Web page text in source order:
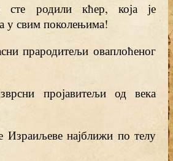
сте родили кћер, која је
у свим поколењима!
прародитељи оваплоћеног
пројавитељи од века
Израиљеве најближи по телу